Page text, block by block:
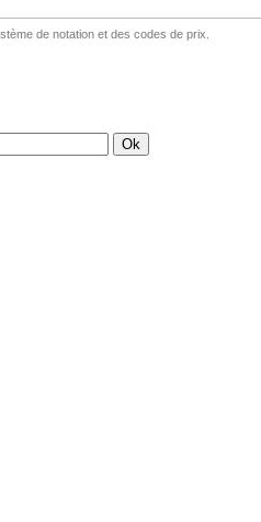
de notation et des codes de prix.